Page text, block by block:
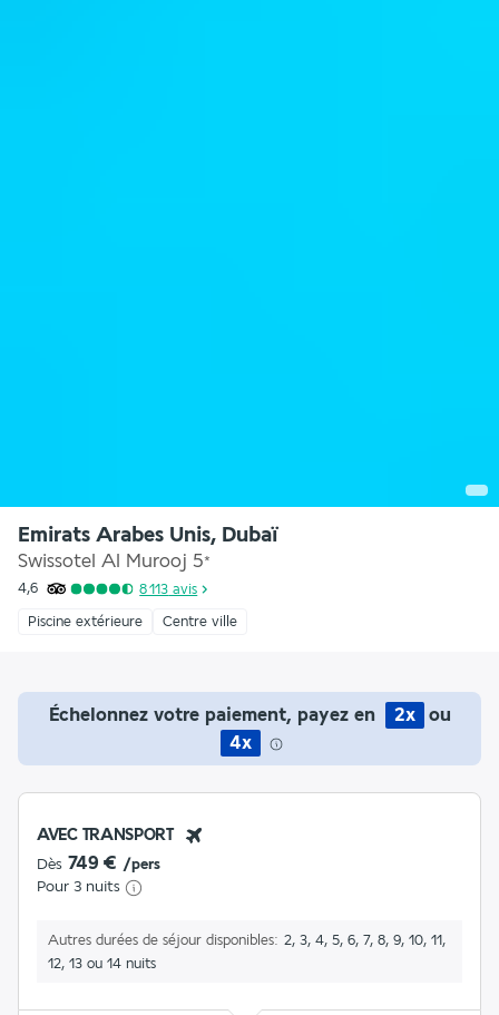
Emirats Arabes Unis, Dubaï
Swissotel Al Murooj 5*
4,6 8 113 avis
Piscine extérieure Centre ville
Échelonnez votre paiement, payez en 2x
ou
4x
AVEC TRANSPORT
Dès 749 € /pers
Pour 3 nuits
Autres durées de séjour disponibles
2, 3, 4, 5, 6, 7, 8, 9, 10, 11,
12, 13 ou 14 nuits